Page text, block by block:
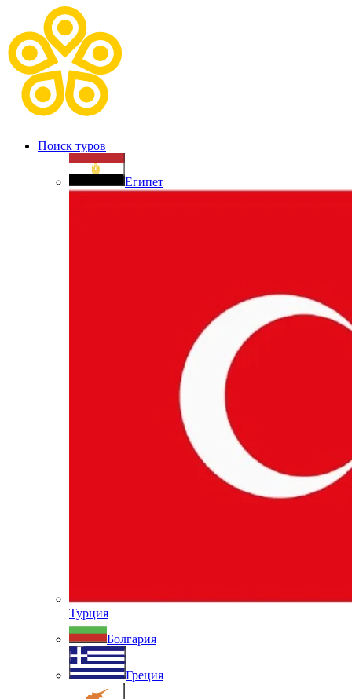
Поиск туров
Египет
Турция
Болгария
Греция